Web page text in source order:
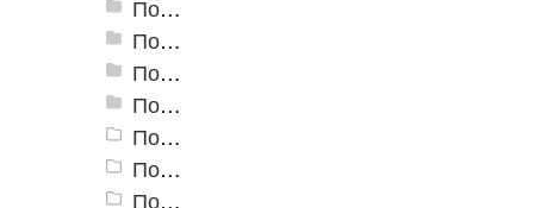
Пороги алюминиевые угловые Д-13 40х20 мм
Пороги алюминиевые угловые Д-14 47,1х32 мм
Пороги алюминиевые угловые Д-16 40х20 мм
Пороги алюминиевые угловые Д-19 30х30 мм
Пороги алюминиевые угловые УКВ
Пороги алюминиевые угловые 30х30
Пороги алюминиевые угловые 40х40